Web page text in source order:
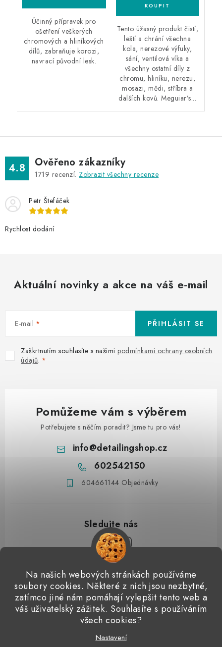
Na našich webových stránkách používáme
soubory cookies. Některé z nich jsou nezbytné,
zatímco jiné nám pomáhají vylepšit tento web a
váš uživatelský zážitek. Souhlasíte s používáním
všech cookies?
Nastavení
Účinný přípravek pro
ošetření veškerých
chromových a hliníkových
dílů, zabraňuje korozi,
navrací původní lesk.
Tento úžasný produkt čistí,
leští a chrání všechna
kola, nerezové výfuky,
sání, ventilová víka a
všechny ostatní díly z
chromu, hliníku, nerezu,
mosazi, mědi, stříbra a
dalších kovů. Meguiar’s...
4.8 Ověřeno zákazníky
1719 recenzí. Zobrazit všechny recenze
Petr Štefáček
Rychlost dodání
Aktuální novinky a akce na váš e-mail
E-mail
Zaškrtnutím souhlasíte s našimi podmínkami ochrany osobních
údajů.
PŘIHLÁSIT SE
Pomůžeme vám s výběrem
Potřebujete s něčím poradit? Jsme tu pro vás!
info@detailingshop.cz
602542150
604661144 Objednávky
Přijímáme online platby
Detailingclub Dodo Juice Gyeon Quartz ValetPRO
Microfiber Madness